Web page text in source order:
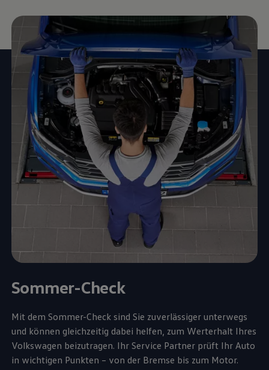
Sommer-Check
Mit dem Sommer-Check sind Sie zuverlässiger unterwegs
und können gleichzeitig dabei helfen, zum Werterhalt Ihres
Volkswagen beizutragen. Ihr Service Partner prüft Ihr Auto
in wichtigen Punkten – von der Bremse bis zum Motor.